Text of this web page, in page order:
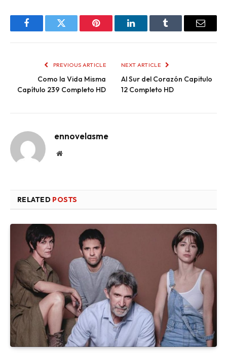
FacebookTwitter Pinterest LinkedInTumblr Email
PREVIOUS ARTICLE
Como la Vida Misma
Capítulo 239 Completo HD
NEXT ARTICLE
Al Sur del Corazón Capitulo
12 Completo HD
ennovelasme
Website
RELATED POSTS